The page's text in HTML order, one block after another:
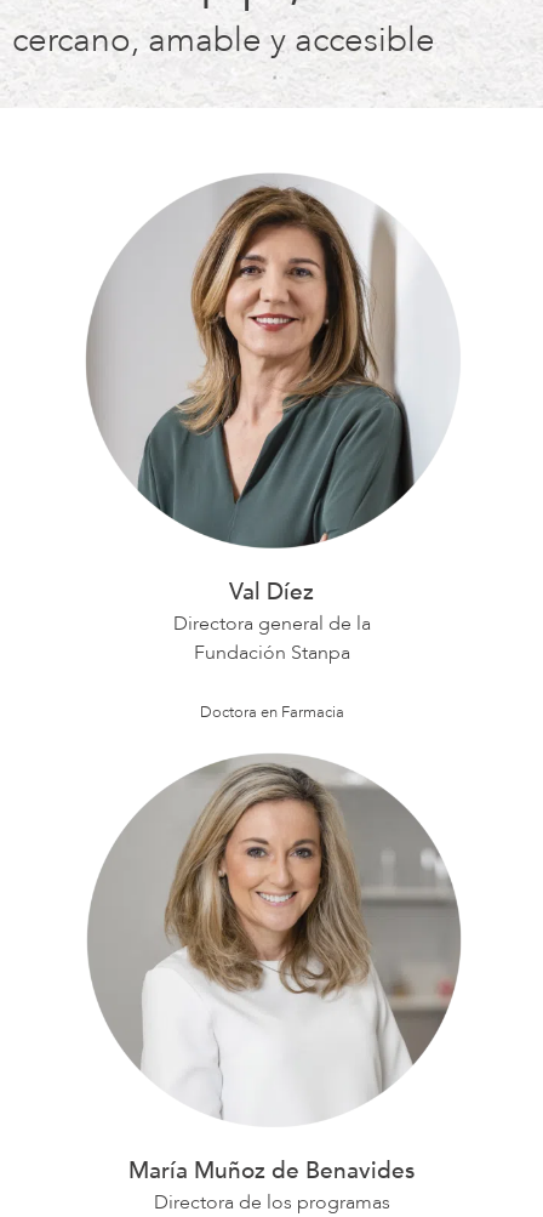
cercano, amable y accesible
Val Díez
Directora general de la
Fundación Stanpa
Doctora en Farmacia
María Muñoz de Benavides
Directora de los programas